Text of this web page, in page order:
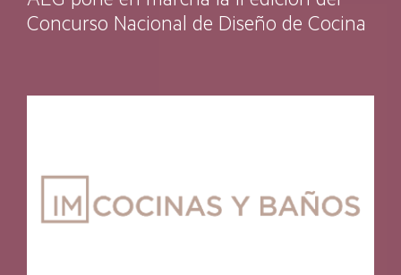
Concurso Nacional de Diseño de Cocina